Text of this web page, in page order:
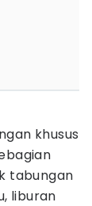
khusus
tabungan
liburan